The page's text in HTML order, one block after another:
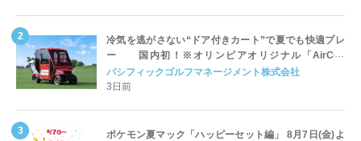
冷気を逃がさない“ドア付きカート”で夏でも快適プレ
ー 国内初！※オリンピアオリジナル「AirCon
Cart（エアコンカート）」導入 | ＰＧＭ
パシフィックゴルフマネージメント株式会社
3日前
ポケモン夏マック「ハッピーセット編」 8月7日(金)よ